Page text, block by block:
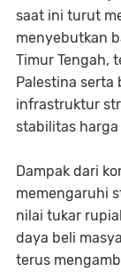
saat ini turut
menyebutkan
Timur Tengah,
Palestina serta
infrastruktur
stabilitas
Dampak dari
memengaruhi
nilai tukar
daya beli
terus